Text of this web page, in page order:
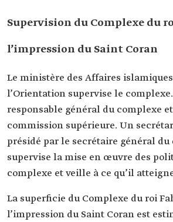
Supervision du Complexe du
l’impression du Saint Coran
Le ministère des Affaires
l’Orientation supervise le
responsable général du complexe
commission supérieure. Un
présidé par le secrétaire général du
supervise la mise en œuvre des
complexe et veille à ce qu’il
La superficie du Complexe du roi
l’impression du Saint Coran est